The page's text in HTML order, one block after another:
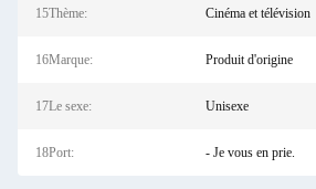
15Thème: Cinéma et télévision
16Marque: Produit d'origine
17Le sexe: Unisexe
18Port: - Je vous en prie.